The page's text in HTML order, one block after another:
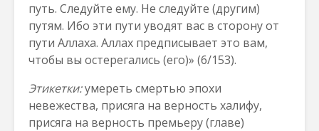
путь. Следуйте ему. Не следуйте (другим)
путям. Ибо эти пути уводят вас в сторону от
пути Аллаха. Аллах предписывает это вам,
чтобы вы остерегались (его)» (6/153).
Этикетки:умереть смертью эпохи
невежества, присяга на верность халифу,
присяга на верность премьеру (главе)